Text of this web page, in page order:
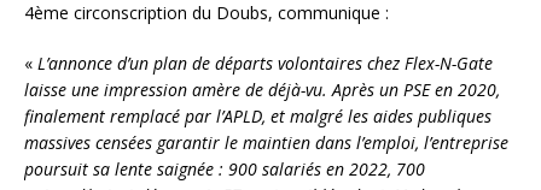
4ème circonscription du Doubs, communique :
« L’annonce d’un plan de départs volontaires chez Flex-N-Gate
laisse une impression amère de déjà-vu. Après un PSE en 2020,
finalement remplacé par l’APLD, et malgré les aides publiques
massives censées garantir le maintien dans l’emploi, l’entreprise
poursuit sa lente saignée : 900 salariés en 2022, 700